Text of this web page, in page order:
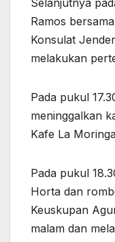
Ramos
Konsulat
melakukan
Pada pukul
meninggalkan
Kafe La
Pada pukul
Horta dan
Keuskupan
malam dan